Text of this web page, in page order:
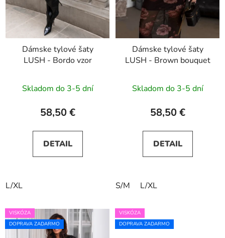
Dámske tylové šaty
LUSH - Bordo vzor
Skladom do 3-5 dní
58,50 €
DETAIL
L/XL
Dámske tylové šaty
LUSH - Brown bouquet
Skladom do 3-5 dní
58,50 €
DETAIL
S/M L/XL
VISKÓZA
DOPRAVA ZADARMO
VISKÓZA
DOPRAVA ZADARMO